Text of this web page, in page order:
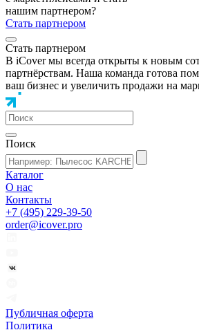
нашим партнером?
Стать партнером
Стать партнером
В iCover мы всегда открыты к новым
партнёрствам. Наша команда готова
ваш бизнес и увеличить продажи на
Поиск
Каталог
О нас
Контакты
+7 (495) 229-39-50
order@icover.pro
Публичная оферта
Политика